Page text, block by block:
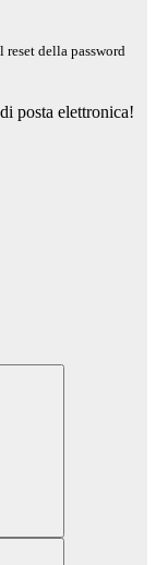
della password
posta elettronica!